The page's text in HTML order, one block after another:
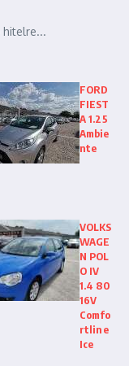
hitelre...
FORD
FIEST
A 1.25
Ambie
nte
VOLKS
WAGE
N POL
O IV
1.4 80
16V
Comfo
rtline
Ice